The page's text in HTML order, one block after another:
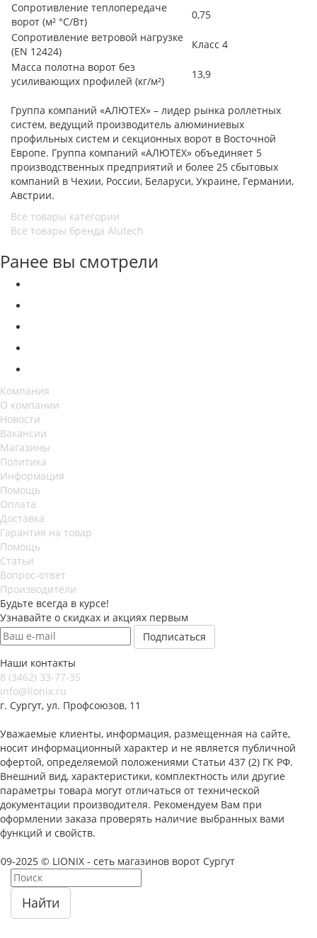
Сопротивление теплопередаче
ворот (м² °С/Вт)
0,75
Сопротивление ветровой нагрузке
(EN 12424)
Класс 4
Масса полотна ворот без
усиливающих профилей (кг/м²)
13,9
Группа компаний «АЛЮТЕХ» – лидер рынка роллетных
систем, ведущий производитель алюминиевых
профильных систем и секционных ворот в Восточной
Европе. Группа компаний «АЛЮТЕХ» объединяет 5
производственных предприятий и более 25 сбытовых
компаний в Чехии, России, Беларуси, Украине, Германии,
Австрии.
Все товары категории
Все товары бренда Alutech
Ранее вы смотрели
Компания
О компании
Новости
Вакансии
Магазины
Политика
Информация
Помощь
Оплата
Доставка
Гарантия на товар
Помощь
Статьи
Вопрос-ответ
Производители
Будьте всегда в курсе!
Узнавайте о скидках и акциях первым
Наши контакты
8 (3462) 33-77-35
info@lionix.ru
г. Сургут, ул. Профсоюзов, 11
Уважаемые клиенты, информация, размещенная на сайте,
носит информационный характер и не является публичной
офертой, определяемой положениями Статьи 437 (2) ГК РФ.
Внешний вид, характеристики, комплектность или другие
параметры товара могут отличаться от технической
документации производителя. Рекомендуем Вам при
оформлении заказа проверять наличие выбранных вами
функций и свойств.
2025 © LIONIX - сеть магазинов ворот Сургут
Найти